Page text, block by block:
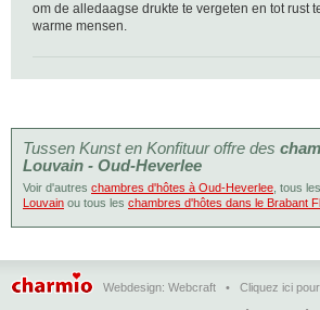
om de alledaagse drukte te vergeten en tot rust
warme mensen.
Tussen Kunst en Konfituur offre des
Louvain - Oud-Heverlee
Voir d'autres chambres d'hôtes à Oud-Heverlee , tous les
Louvain ou tous les chambres d'hôtes dans le Brabant
Webdesign: Webcraft • Cliquez ici